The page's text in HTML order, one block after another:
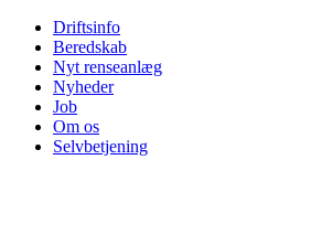
Driftsinfo
Beredskab
Nyt renseanlæg
Nyheder
Job
Om os
Selvbetjening